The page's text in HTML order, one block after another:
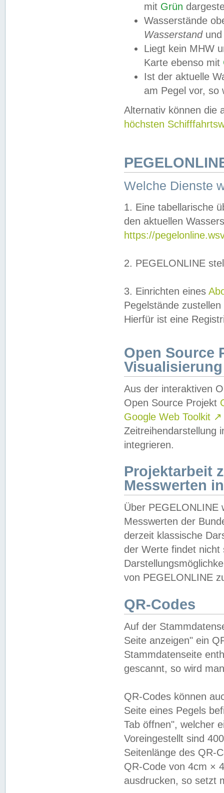
mit Grün
Wasserstände
Wasserstandund
Liegt kein MHW
Karte ebenso mit
Ist der aktuelle
am Pegel vor,
Alternativ können die
höchsten
Welche Dienste
1. Eine tabellarische
den aktuellen
https://
2. PEGELONLINE
3. Einrichten eines
Pegelstände
Hierfür ist eine
Open Source
Visualisierung
Aus der interaktiven
Open Source Projekt
Google Web Toolkit ↗
Zeitreihendarstellung
integrieren.
Projektarbeit
Messwerten
Über PEGELONLINE
Messwerten der
derzeit klassische
der Werte findet
von PEGELONLINE
QR-Codes
Auf der
Seite anzeigen" ein
Stammdatenseite
gescannt, so wird
QR-Codes können
Seite eines Pegels
Tab öffnen", welcher
Voreingestellt sind
Seitenlänge des QR-
QR-Code von 4cm ×
ausdrucken, so setzt